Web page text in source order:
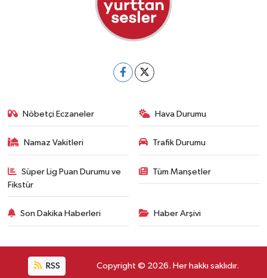
Nöbetçi Eczaneler Hava Durumu
Namaz Vakitleri Trafik Durumu
Süper Lig Puan Durumu ve
Fikstür
Tüm Manşetler
Son Dakika Haberleri Haber Arşivi
RSS Copyright © 2026. Her hakkı saklıdır.